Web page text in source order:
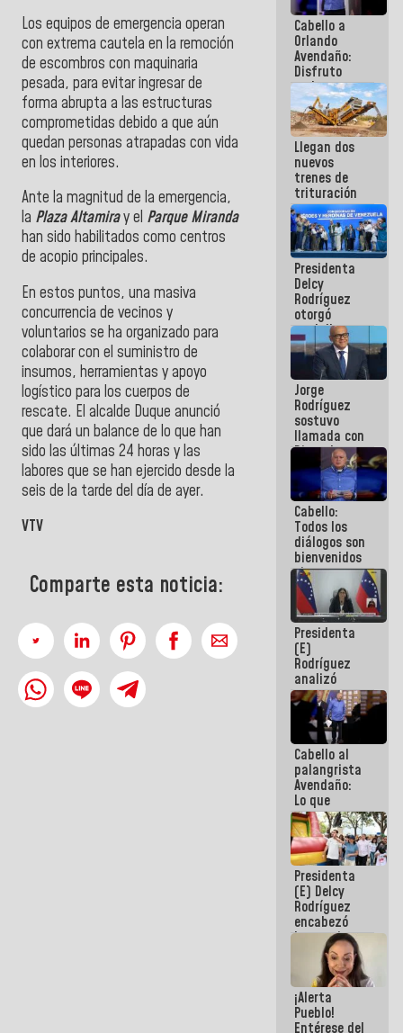
Los equipos de emergencia operan
con extrema cautela en la remoción
de escombros con maquinaria
pesada, para evitar ingresar de
forma abrupta a las estructuras
comprometidas debido a que aún
quedan personas atrapadas con vida
en los interiores.
Ante la magnitud de la emergencia,
la Plaza Altamiray el Parque Miranda
han sido habilitados como centros
de acopio principales.
En estos puntos, una masiva
concurrencia de vecinos y
voluntarios se ha organizado para
colaborar con el suministro de
insumos, herramientas y apoyo
logístico para los cuerpos de
rescate. El alcalde Duque anunció
que dará un balance de lo que han
sido las últimas 24 horas y las
labores que se han ejercido desde la
seis de la tarde del día de ayer.
VTV
Comparte esta noticia:
Cabello a
Orlando
Avendaño:
Disfruto
cada vez
que escribes
porque lo
que haces
es
embarrarla
Llegan dos
nuevos
trenes de
trituración
para
optimizar
manejo de
escombros
en La Guaira
Presidenta
Delcy
Rodríguez
otorgó
medalla
"Héroe de
Venezuela"
a servidores
públicos
Jorge
Rodríguez
sostuvo
llamada con
Dinorah
Figuera y
acuerdan
primer
encuentro
presencial
para el
diálogo
Cabello:
Todos los
diálogos son
bienvenidos
siempre que
estén en el
marco de la
Constitución
de la
República
Presidenta
(E)
Rodríguez
analizó
junto a
gobernadores
planes de
recuperación
del Sistema
Eléctrico
Nacional
Cabello al
palangrista
Avendaño:
Lo que
vayas a
escribir
hazlo hoy
por que no
sabemos si
la semana
que viene
hay
programa
Presidenta
(E) Delcy
Rodríguez
encabezó
lanzamiento
del Plan
Nacional de
Recreación
Vacacional
¡Alerta
Pueblo!
Entérese del